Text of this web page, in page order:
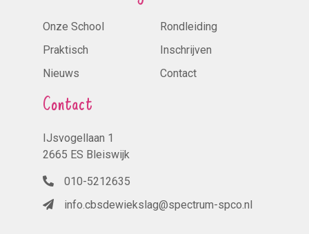
Onze School
Praktisch
Nieuws
Rondleiding
Inschrijven
Contact
Contact
IJsvogellaan 1
2665 ES Bleiswijk
010-5212635
info.cbsdewiekslag@spectrum-spco.nl